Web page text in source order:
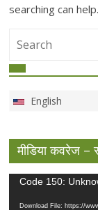
searching can help.
English
मीडिया कवरेज
Video
Code 150:
Download File: https://